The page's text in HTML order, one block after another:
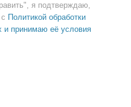
я подтверждаю,
Политикой обработки
и принимаю её условия